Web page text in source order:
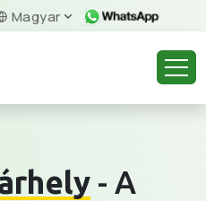
Magyar
- A